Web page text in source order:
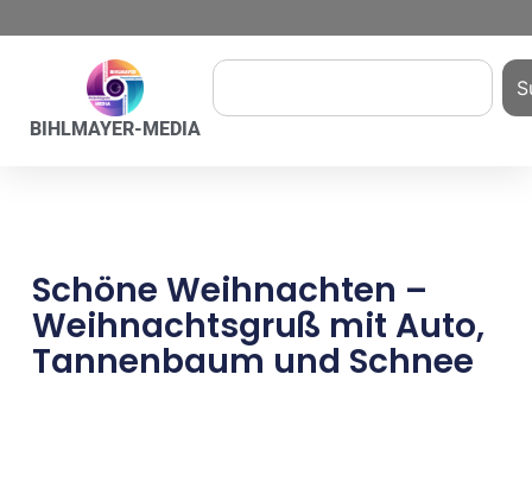
BIHLMAYER-MEDIA
Schöne Weihnachten –
Weihnachtsgruß mit Auto,
Tannenbaum und Schnee